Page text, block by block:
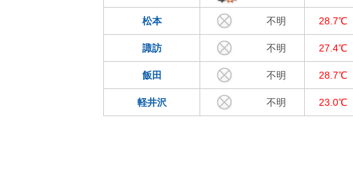
松本 不明 28.7℃
諏訪 不明 27.4℃
飯田 不明 28.7℃
軽井沢 不明 23.0℃